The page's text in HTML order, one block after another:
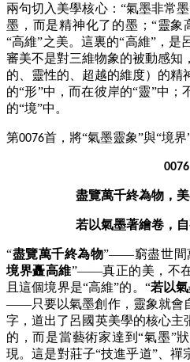
兩句切入美學核心： “氣墨非常
墨，而是精神化了的墨；“靈
“高維”之美。這裏的“高維”，是
審美不是對三維物象的被動感知
的、靈性的、超越的維度）的精
的“形”中，而在彼岸的“靈”中；
的“境”中。
第0076首，將“氣墨靈象”與“境界
0076
盡覽萬千終為物，美
若以氣墨著繪卷，自
“盡覽萬千終為物”——窮盡世間
境界矗高維”——真正的美，不
且這個境界是“高維”的。“若以
——只要以氣墨創作，靈象就會
字，道出了呂國英美學的核心主
的，而是當藝術家達到“氣墨”
現。這是對莊子“技進乎道”、禪